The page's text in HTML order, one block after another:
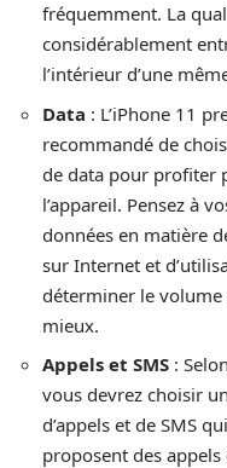
fréquemment. La
considérablement
l’intérieur d’une
Data : L’iPhone 11
recommandé de
de data pour profiter
l’appareil. Pensez à
données en matière
sur Internet et
déterminer le
mieux.
Appels et SMS :
vous devrez choisir
d’appels et de SMS
proposent des